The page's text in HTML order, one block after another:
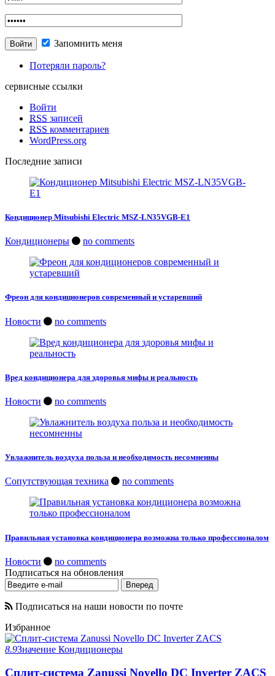
Запомнить меня
Потеряли пароль?
сервисные ссылки
Войти
RSS записей
RSS комментариев
WordPress.org
Последние записи
Кондиционер Mitsubishi Electric MSZ-LN35VGB-E1
Кондиционеры no comments
Фреон для кондиционеров современный и устаревший
Новости no comments
Вред кондиционера для здоровья мифы и реальность
Новости no comments
Увлажнитель воздуха польза и необходимость несомненны
Сопутствующая техника no comments
Правильная установка кондиционера возможна только профессионалом
Новости
no comments
Подписаться на обновления
Подписаться на наши новости по почте
Избранное
8.9Значение Кондиционеры
Сплит-система Zanussi Novello DC Inverter ZACS